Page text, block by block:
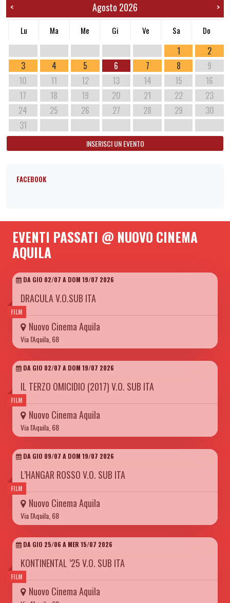
< Agosto 2026 >
Lu Ma Me Gi Ve Sa Do
1
2
3
4 5 6 7 8
9
10
11 12 13 14 15
16
17
18 19 20 21 22
23
24
25 26 27 28 29
30
31
INSERISCI UN EVENTO
FACEBOOK
EVENTI PASSATI @ NUOVO CINEMA
AQUILA
FILM
DA GIO 02/07 A DOM 19/07 2026
DRACULA V.O.SUB ITA
Nuovo Cinema Aquila
Via l'Aquila, 68
FILM
DA GIO 02/07 A DOM 19/07 2026
IL TERZO OMICIDIO (2017) V.O. SUB ITA
Nuovo Cinema Aquila
Via l'Aquila, 68
FILM
DA GIO 09/07 A DOM 19/07 2026
L’HANGAR ROSSO V.O. SUB ITA
Nuovo Cinema Aquila
Via l'Aquila, 68
FILM
DA GIO 25/06 A MER 15/07 2026
KONTINENTAL ’25 V.O. SUB ITA
Nuovo Cinema Aquila